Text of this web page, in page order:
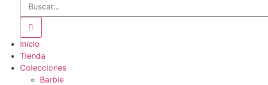
Inicio
Tienda
Colecciones
Barbie